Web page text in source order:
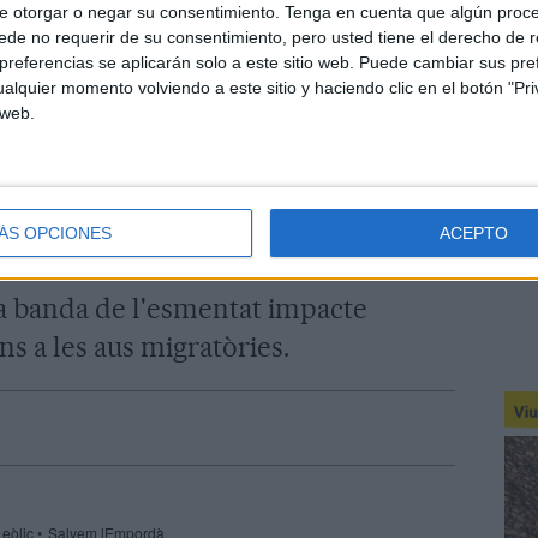
otorgar o negar su consentimiento. Tenga en cuenta que algún
no requerir de su consentimiento, pero usted tiene el derecho de
se aplicarán solo a este sitio web. Puede cambiar sus
momento volviendo a este sitio y haciendo clic en el botón
OPCIONES ACEPTO
ambientals i patrimonials
construcció d’aquest parc eòlic.
advertien de la fragmentació
una manca d'anàlisi per
incompleixin la normativa
Parcial de les comarques
de la zona o bé la manca de
de l'esmentat impacte
a les aus migratòries.
Salvem lEmpordà